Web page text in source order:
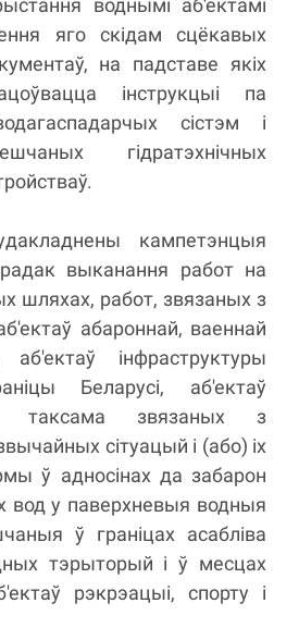
воднымі аб'ектамі
яго скідам сцёкавых
на падставе якіх
інструкцыі па
сістэм і
гідратэхнічных
кампетэнцыя
выканання работ на
шляхах, работ, звязаных з
абароннай, ваеннай
аб'ектаў інфраструктуры
Беларусі, аб'ектаў
таксама звязаных з
сітуацый і (або) іх
ў адносінах да забарон
вод у паверхневыя водныя
ў граніцах асабліва
тэрыторый і ў месцах
рэкрэацыі, спорту і